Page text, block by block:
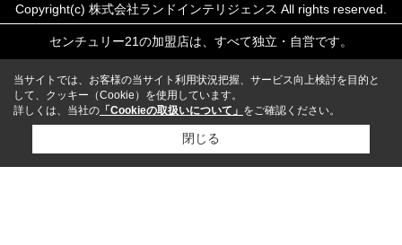
Copyright(c) 株式会社ランドインテリジェンス All rights reserved.
センチュリー21の加盟店は、すべて独立・自営です。
当サイトでは、お客様の当サイト利用状況把握、サービス向上検討を目的と
して、クッキー（Cookie）を使用しています。
詳しくは、当社の 「Cookieの取扱いについて」 をご確認ください。
閉じる